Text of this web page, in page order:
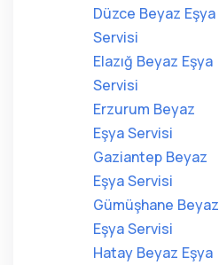
Düzce Beyaz Eşya
Servisi
Elazığ Beyaz Eşya
Servisi
Erzurum Beyaz
Eşya Servisi
Gaziantep Beyaz
Eşya Servisi
Gümüşhane Beyaz
Eşya Servisi
Hatay Beyaz Eşya